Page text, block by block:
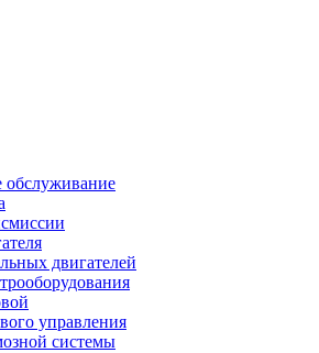
обслуживание
двигателей
управления
системы